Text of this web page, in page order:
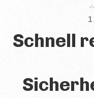
Persönlich
VORBEREITUNG
Allgemeine Tipps
Literatur
Schnell